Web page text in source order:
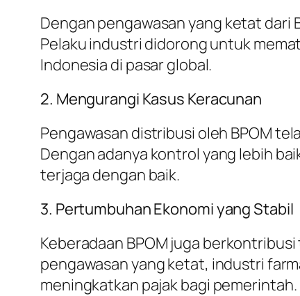
Dengan pengawasan yang ketat dari
Pelaku industri didorong untuk
Indonesia di pasar global.
2. Mengurangi Kasus Keracunan
Pengawasan distribusi oleh BPOM
Dengan adanya kontrol yang lebih
terjaga dengan baik.
3. Pertumbuhan Ekonomi yang Stabil
Keberadaan BPOM juga
pengawasan yang ketat, industri
meningkatkan pajak bagi pemerintah.